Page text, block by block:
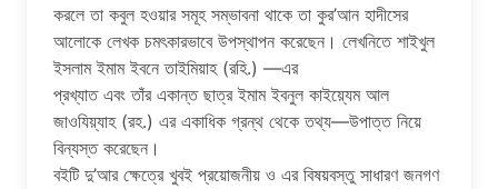
করলে তা কবুল হওয়ার সমূহ সম্ভাবনা থাকে তা কুর’আন হাদীসের
আলোকে লেখক চমৎকারভাবে উপস্থাপন করেছেন। লেখনিতে শাইখুল
ইসলাম ইমাম ইবনে তাইমিয়াহ (রহি.) —এর
প্রখ্যাত এবং তাঁর একান্ত ছাত্র ইমাম ইবনুল কাইয়্যেম আল
জাওযিয়্যাহ (রহ.) এর একাধিক গ্রন্থ থেকে তথ্য—উপাত্ত নিয়ে
বিন্যস্ত করেছেন।
বইটি দু’আর ক্ষেত্রে খুবই প্রয়োজনীয় ও এর বিষয়বস্তু সাধারণ জনগণ